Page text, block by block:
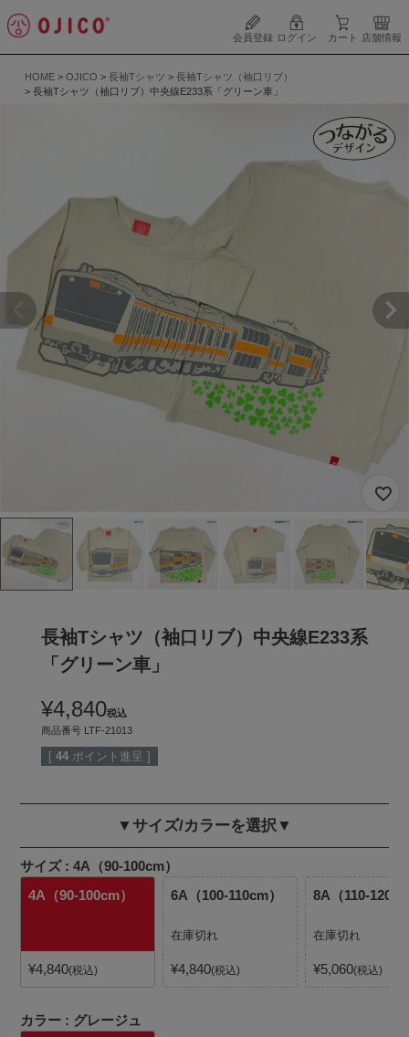
会員登録 ログイン カート 店舗情報
HOME OJICO 長袖Tシャツ
長袖Tシャツ（袖口リブ）
長袖Tシャツ（袖口リブ）中央線E233系「グリーン車」
長袖Tシャツ（袖口リブ）中央線E233系
「グリーン車」
¥4,840税込
商品番号 LTF-21013
[ 44 ポイント進呈 ]
▼サイズ/カラーを選択▼
サイズ
4A（90-100cm）
4A（90-100cm）
¥4,840 税込
6A（100-110cm）
在庫切れ
¥4,840 税込
8A（110-
在庫切れ
¥5,060 税込
カラー
グレージュ